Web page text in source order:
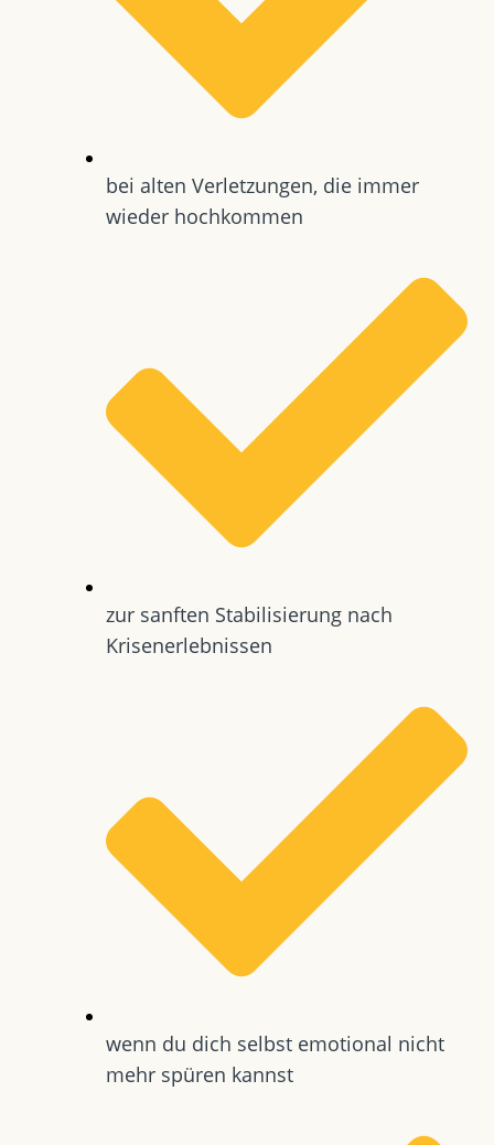
bei alten Verletzungen, die immer
wieder hochkommen
zur sanften Stabilisierung nach
Krisenerlebnissen
wenn du dich selbst emotional nicht
mehr spüren kannst